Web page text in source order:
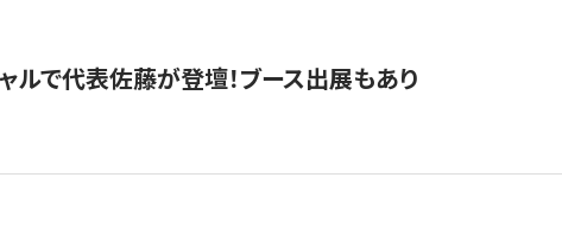
ルで代表佐藤が登壇！ブース出展もあり